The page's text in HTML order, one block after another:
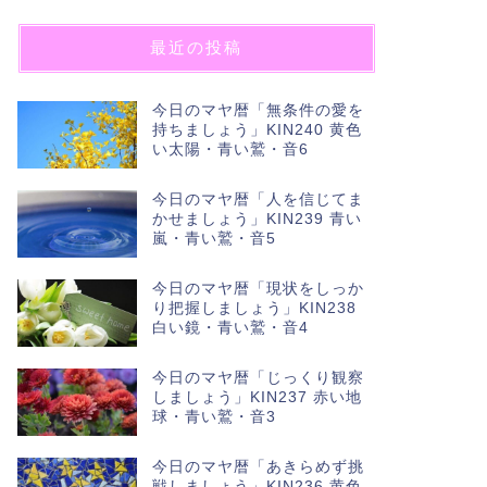
最近の投稿
今日のマヤ暦「無条件の愛を
持ちましょう」KIN240 黄色
い太陽・青い鷲・音6
今日のマヤ暦「人を信じてま
かせましょう」KIN239 青い
嵐・青い鷲・音5
今日のマヤ暦「現状をしっか
り把握しましょう」KIN238
白い鏡・青い鷲・音4
今日のマヤ暦「じっくり観察
しましょう」KIN237 赤い地
球・青い鷲・音3
今日のマヤ暦「あきらめず挑